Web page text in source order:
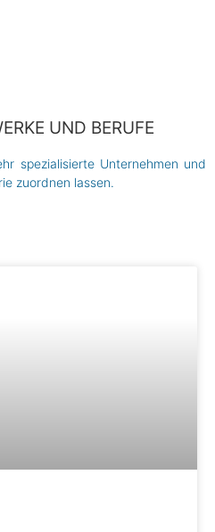
UND BERUFE
spezialisierte Unternehmen und
zuordnen lassen.